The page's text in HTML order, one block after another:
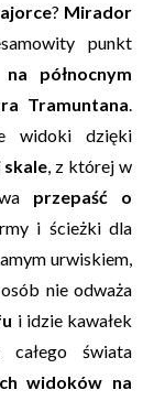
? Mirador
punkt
na północnym
Tramuntana.
widoki dzięki
, z której w
przepaść o
i ścieżki dla
urwiskiem,
nie odważa
i idzie kawałek
świata
widoków na